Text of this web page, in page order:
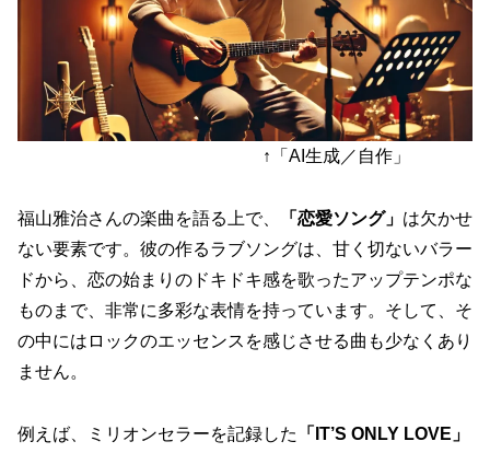
↑「AI生成／自作」
福山雅治さんの楽曲を語る上で、 「恋愛ソング」 は欠かせ
ない要素です。彼の作るラブソングは、甘く切ないバラー
ドから、恋の始まりのドキドキ感を歌ったアップテンポな
ものまで、非常に多彩な表情を持っています。そして、そ
の中にはロックのエッセンスを感じさせる曲も少なくあり
ません。
例えば、ミリオンセラーを記録した
「IT’S ONLY LOVE」